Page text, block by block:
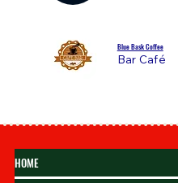
Blue Bask Coffee
Bar Café
HOME